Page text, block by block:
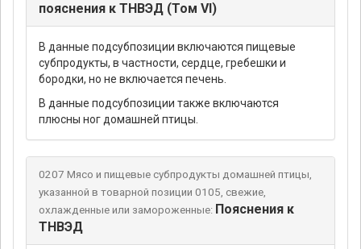
пояснения к ТНВЭД (Том VI)
В данные подсубпозиции включаются пищевые
субпродукты, в частности, сердце, гребешки и
бородки, но не включается печень.
В данные подсубпозиции также включаются
плюсны ног домашней птицы.
0207 Мясо и пищевые субпродукты домашней птицы,
указанной в товарной позиции 0105, свежие,
охлажденные или замороженные: Пояснения к
ТНВЭД